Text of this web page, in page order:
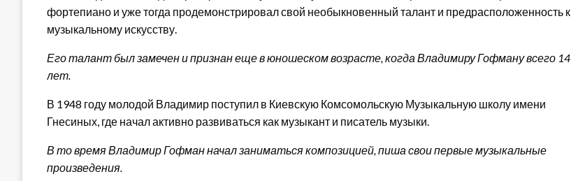
фортепиано и уже тогда продемонстрировал свой необыкновенный талант и предрасположенность к
музыкальному искусству.
Его талант был замечен и признан еще в юношеском возрасте, когда Владимиру Гофману всего 14
лет.
В 1948 году молодой Владимир поступил в Киевскую Комсомольскую Музыкальную школу имени
Гнесиных, где начал активно развиваться как музыкант и писатель музыки.
В то время Владимир Гофман начал заниматься композицией, пиша свои первые музыкальные
произведения.